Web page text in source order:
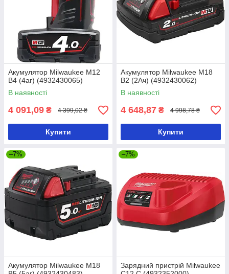
Акумулятор Milwaukee M12
B4 (4аг) (4932430065)
В наявності
4 091,09 ₴ 4 399,02 ₴
Купити
Акумулятор Milwaukee M18
B2 (2Ач) (4932430062)
В наявності
4 648,87 ₴ 4 998,78 ₴
Купити
–7%
Акумулятор Milwaukee M18
–7%
Зарядний пристрій Milwaukee